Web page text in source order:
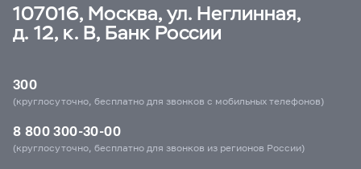
107016, Москва, ул. Неглинная,
д. 12, к. В, Банк России
300
(круглосуточно, бесплатно для звонков с мобильных телефонов)
8 800 300-30-00
(круглосуточно, бесплатно для звонков из регионов России)